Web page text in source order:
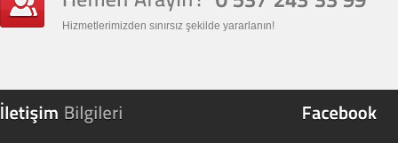
Hizmetlerimizden sınırsız şekilde yararlanın!